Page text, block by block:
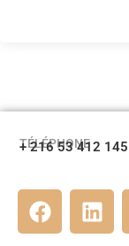
TÉLÉPHONE
+ 216 53 412 145